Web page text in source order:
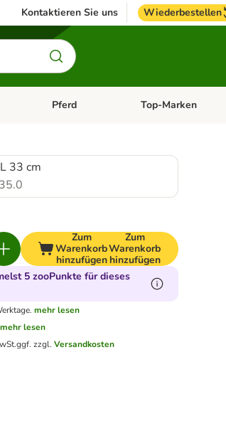
Kontaktieren Sie uns Wiederbestellen
öffnen: Fisch
Kategorie-Menü öffnen: Vogel
Pferd Kategorie-Menü
Top-Marken
33 cm
Zum
Warenkorb
hinzufügen
Zum
Warenkorb
hinzufügen
5 zooPunkte für dieses
mehr lesen
mehr lesen
ggf. zzgl. Versandkosten